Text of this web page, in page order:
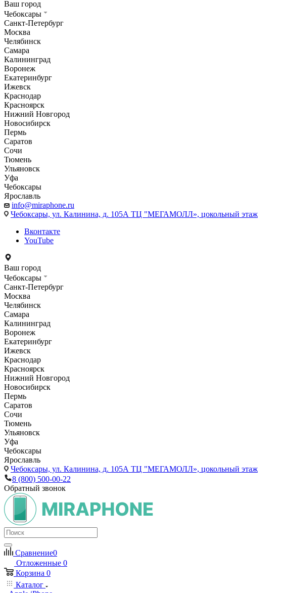
Ваш город
Чебоксары
Санкт-Петербург
Москва
Челябинск
Самара
Калининград
Воронеж
Екатеринбург
Ижевск
Краснодар
Красноярск
Нижний Новгород
Новосибирск
Пермь
Саратов
Сочи
Тюмень
Ульяновск
Уфа
Чебоксары
Ярославль
info@miraphone.ru
Чебоксары, ул. Калинина, д. 105А ТЦ "МЕГАМОЛЛ», цокольный этаж
Вконтакте
YouTube
Ваш город
Чебоксары
Санкт-Петербург
Москва
Челябинск
Самара
Калининград
Воронеж
Екатеринбург
Ижевск
Краснодар
Красноярск
Нижний Новгород
Новосибирск
Пермь
Саратов
Сочи
Тюмень
Ульяновск
Уфа
Чебоксары
Ярославль
Чебоксары, ул. Калинина, д. 105А ТЦ "МЕГАМОЛЛ», цокольный этаж
8 (800) 500-00-22
Обратный звонок
Сравнение0
Отложенные 0
Корзина 0
Каталог